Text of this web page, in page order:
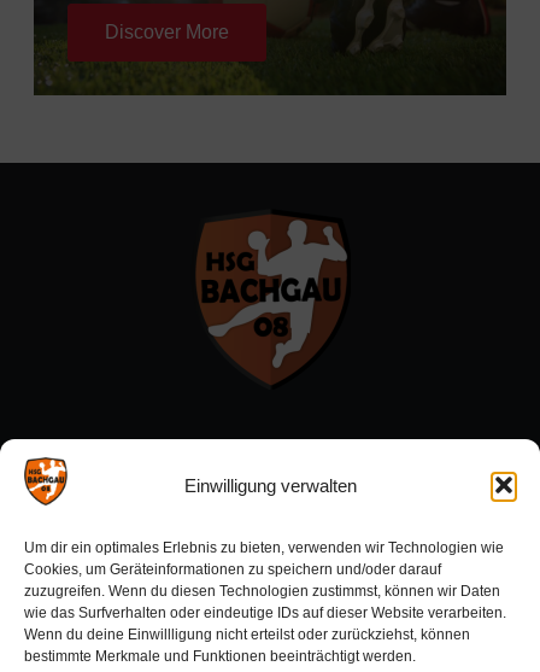
Einwilligung verwalten
Um dir ein optimales Erlebnis zu bieten, verwenden wir Technologien wie
Cookies, um Geräteinformationen zu speichern und/oder darauf
zuzugreifen. Wenn du diesen Technologien zustimmst, können wir Daten
wie das Surfverhalten oder eindeutige IDs auf dieser Website verarbeiten.
Wenn du deine Einwillligung nicht erteilst oder zurückziehst, können
bestimmte Merkmale und Funktionen beeinträchtigt werden.
Discover More
Menü:
Sponsoren
Aktuelles: